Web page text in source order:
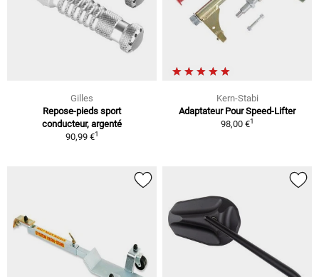
Gilles
Repose-pieds sport
conducteur, argenté
90,99 €1
Kern-Stabi
Adaptateur Pour Speed-Lifter
98,00 €1